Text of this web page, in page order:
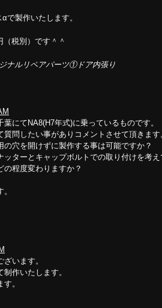
で製作いたします。
（税別）です＾＾
ナルリペアパーツ①ドア内張り
にてNA8(H7年式)に乗っているものです。
質問したい事がありコメントさせて頂きます
の穴を開けずに製作する事は可能ですか？
ッターとキャップボルトでの取り付けを考え
の程度変わりますか？
います。
作いたします。
。